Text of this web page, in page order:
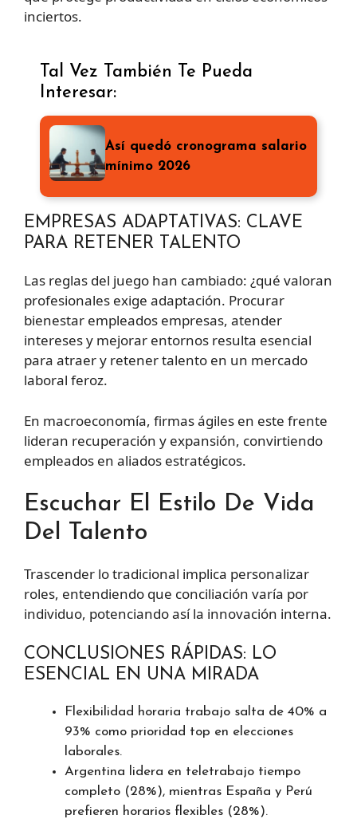
inciertos.
Tal Vez También Te Pueda
Interesar:
Así quedó cronograma salario
mínimo 2026
EMPRESAS ADAPTATIVAS: CLAVE
PARA RETENER TALENTO
Las reglas del juego han cambiado: ¿qué valoran
profesionales exige adaptación. Procurar
bienestar empleados empresas, atender
intereses y mejorar entornos resulta esencial
para atraer y retener talento en un mercado
laboral feroz.
En macroeconomía, firmas ágiles en este frente
lideran recuperación y expansión, convirtiendo
empleados en aliados estratégicos.
Escuchar El Estilo De Vida
Del Talento
Trascender lo tradicional implica personalizar
roles, entendiendo que conciliación varía por
individuo, potenciando así la innovación interna.
CONCLUSIONES RÁPIDAS: LO
ESENCIAL EN UNA MIRADA
Flexibilidad horaria trabajo salta de 40% a
93% como prioridad top en elecciones
laborales.
Argentina lidera en teletrabajo tiempo
completo (28%), mientras España y Perú
prefieren horarios flexibles (28%).